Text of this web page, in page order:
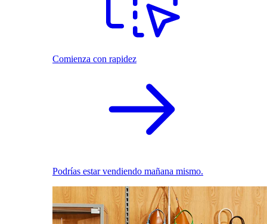
Comienza con rapidez
Podrías estar vendiendo mañana mismo.